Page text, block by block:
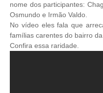
nome dos participantes:
Osmundo e Irmão Valdo.
No vídeo eles fala que
famílias carentes do bairro da
Confira essa raridade.